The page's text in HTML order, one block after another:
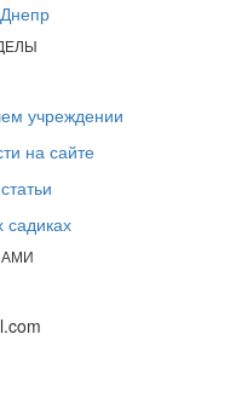
учреждении
на сайте
садиках